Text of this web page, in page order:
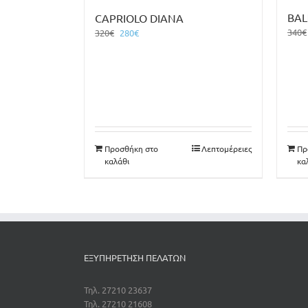
CAPRIOLO DIANA
320€ Original
280€Η
Προσθήκη στο
καλάθι
Λεπτομέρειες
340€
ΕΞΥΠΗΡΕΤΗΣΗ ΠΕΛΑΤΩΝ
Τηλ. 27210 23637
Τηλ. 27210 21608